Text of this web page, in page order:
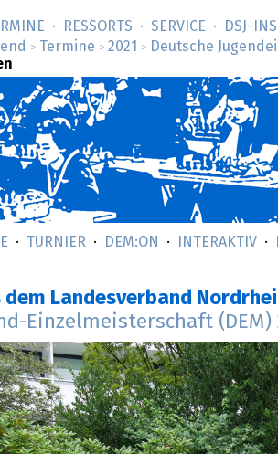
RESSORTS SERVICE
DSJ-­
> Termine > 2021 > Deutsche
TURNIER DEM:ON INTERAKTIV
dem Landesverband
Einzelmeisterschaft (DEM)